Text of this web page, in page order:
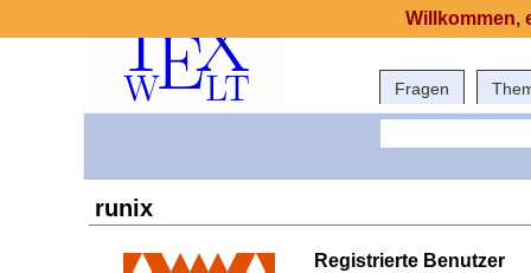
Fragen
runix
Registrierte Benutzer
Willkommen,